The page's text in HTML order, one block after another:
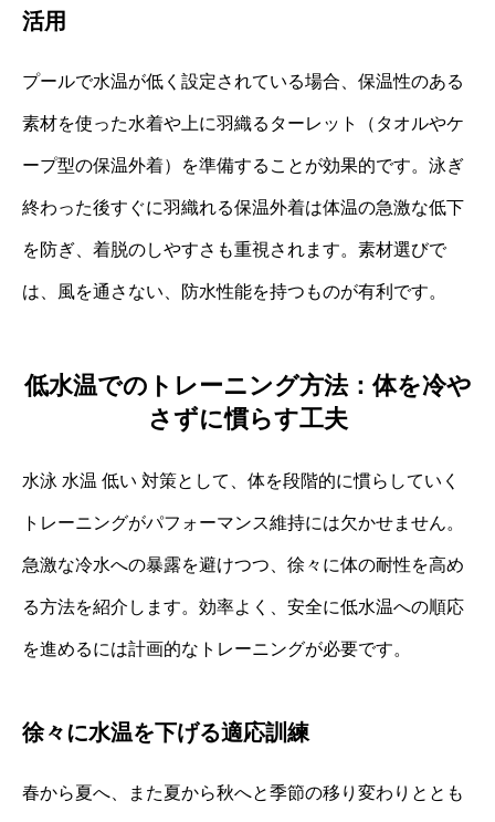
活用
プールで水温が低く設定されている場合、保温性のある
素材を使った水着や上に羽織るターレット（タオルやケ
ープ型の保温外着）を準備することが効果的です。泳ぎ
終わった後すぐに羽織れる保温外着は体温の急激な低下
を防ぎ、着脱のしやすさも重視されます。素材選びで
は、風を通さない、防水性能を持つものが有利です。
低水温でのトレーニング方法：体を冷や
さずに慣らす工夫
水泳 水温 低い 対策として、体を段階的に慣らしていく
トレーニングがパフォーマンス維持には欠かせません。
急激な冷水への暴露を避けつつ、徐々に体の耐性を高め
る方法を紹介します。効率よく、安全に低水温への順応
を進めるには計画的なトレーニングが必要です。
徐々に水温を下げる適応訓練
春から夏へ、また夏から秋へと季節の移り変わりととも